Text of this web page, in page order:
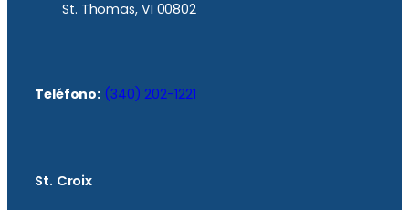
St. Thomas, VI 00802
Teléfono: (340) 202-1221
St. Croix